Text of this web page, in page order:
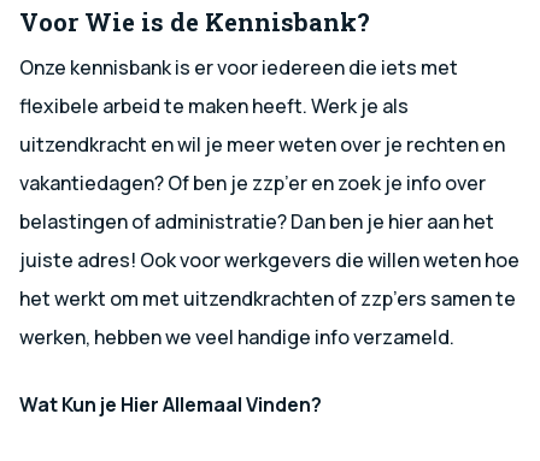
Voor Wie is de Kennisbank?
Onze kennisbank is er voor iedereen die iets met
flexibele arbeid te maken heeft. Werk je als
uitzendkracht en wil je meer weten over je rechten en
vakantiedagen? Of ben je zzp’er en zoek je info over
belastingen of administratie? Dan ben je hier aan het
juiste adres! Ook voor werkgevers die willen weten hoe
het werkt om met uitzendkrachten of zzp’ers samen te
werken, hebben we veel handige info verzameld.
Wat Kun je Hier Allemaal Vinden?